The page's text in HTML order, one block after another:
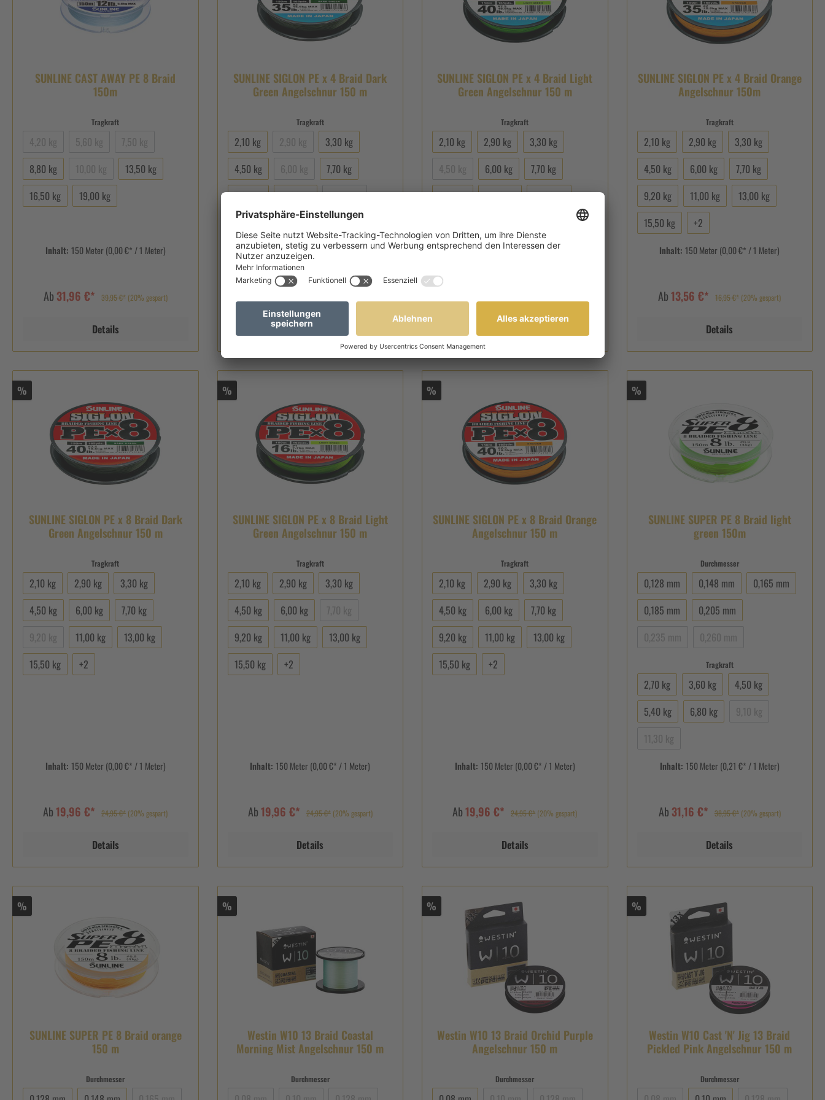
SUNLINE CAST AWAY PE 8 Braid
150m
Tragkraft
8,80 kg
13,50 kg
16,50 kg
19,00 kg
Inhalt: 150 Meter (0,00 €* / 1 Meter)
Ab 31,96 €* 39,95 €* (20% gespart)
Details
SUNLINE SIGLON PE x 4 Braid Dark
Green Angelschnur 150 m
Tragkraft
2,10 kg
3,30 kg
4,50 kg
7,70 kg
9,20 kg
11,00 kg
13,00 kg
15,50 kg
+2
Inhalt:150 Meter (0,00 €* / 1 Meter)
Details
SUNLINE SIGLON PE x 4 Braid Light
Green Angelschnur 150 m
Tragkraft
2,10 kg 2,90 kg
3,30 kg
6,00 kg
7,70 kg
9,20 kg
11,00 kg
13,00 kg
Inhalt:150 Meter(0,00 €* / 1 Meter)
SUNLINE SIGLON PE x 4 Braid Orange
Angelschnur 150m
Tragkraft
2,10 kg 2,90 kg
3,30 kg
4,50 kg
6,00 kg
7,70 kg
9,20 kg
11,00 kg
13,00 kg
15,50 kg
+2
Inhalt:150 Meter (0,00 €* / 1 Meter)
Ab13,56 €* 16,95 €* (20% gespart)
Details
%
SUNLINE SIGLON PE x 8 Braid Dark
Green Angelschnur 150 m
Tragkraft
2,10 kg 2,90 kg
3,30 kg
4,50 kg
6,00 kg
7,70 kg
11,00 kg
13,00 kg
15,50 kg
+2
Inhalt: 150 Meter (0,00 €* / 1 Meter)
Ab19,96 €* 24,95 €* (20% gespart)
Details
%
SUNLINE SIGLON PE x 8 Braid Light
Green Angelschnur 150 m
Tragkraft
2,10 kg 2,90 kg
3,30 kg
4,50 kg
6,00 kg
9,20 kg
11,00 kg
13,00 kg
15,50 kg
+2
Inhalt:150 Meter (0,00 €* / 1 Meter)
Ab19,96 €* 24,95 €* (20% gespart)
Details
%
SUNLINE SIGLON PE x 8 Braid Orange
Angelschnur 150 m
Tragkraft
2,10 kg 2,90 kg
3,30 kg
4,50 kg
6,00 kg
7,70 kg
9,20 kg
11,00 kg
13,00 kg
15,50 kg
+2
Inhalt: 150 Meter (0,00 €* / 1 Meter)
Ab19,96 €* 24,95 €* (20% gespart)
Details
%
SUNLINE SUPER PE 8 Braid light
green 150m
Durchmesser
0,128 mm 0,148 mm
0,165 mm
0,185 mm
0,205 mm
Tragkraft
2,70 kg 3,60 kg
4,50 kg
5,40 kg
6,80 kg
Inhalt: 150 Meter (0,21 €* / 1 Meter)
Ab 31,16 €* 38,95 €* (20% gespart)
Details
%
SUNLINE SUPER PE 8 Braid orange
150 m
Durchmesser
%
Westin W10 13 Braid Coastal
Morning Mist Angelschnur 150 m
Durchmesser
%
Westin W10 13 Braid Orchid Purple
Angelschnur 150 m
Durchmesser
%
Westin W10 Cast 'N' Jig 13 Braid
Pickled Pink Angelschnur 150 m
Durchmesser